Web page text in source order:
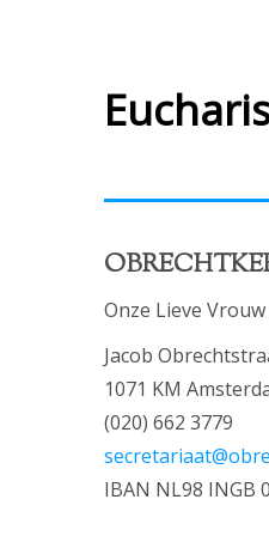
Onze Lieve
Jacob
1071 KM
(020) 662 3779
IBAN NL98 INGB